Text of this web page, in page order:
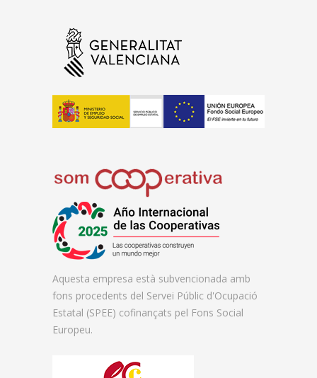
Aquesta empresa està subvencionada amb
fons procedents del Servei Públic d'Ocupació
Estatal (SPEE) cofinançats pel Fons Social
Europeu.